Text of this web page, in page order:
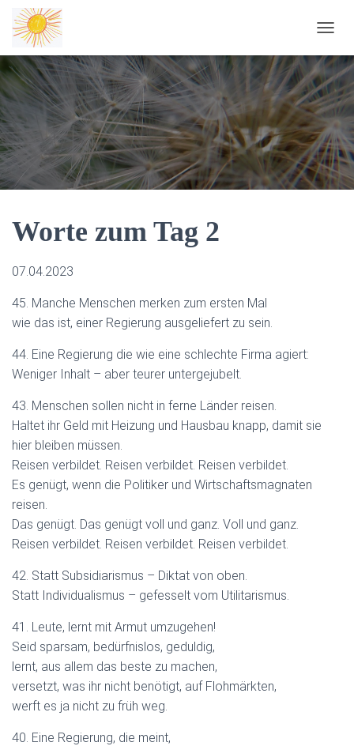
Worte zum Tag 2
07.04.2023
45. Manche Menschen merken zum ersten Mal
wie das ist, einer Regierung ausgeliefert zu sein.
44. Eine Regierung die wie eine schlechte Firma agiert:
Weniger Inhalt – aber teurer untergejubelt.
43. Menschen sollen nicht in ferne Länder reisen.
Haltet ihr Geld mit Heizung und Hausbau knapp, damit sie
hier bleiben müssen.
Reisen verbildet. Reisen verbildet. Reisen verbildet.
Es genügt, wenn die Politiker und Wirtschaftsmagnaten
reisen.
Das genügt. Das genügt voll und ganz. Voll und ganz.
Reisen verbildet. Reisen verbildet. Reisen verbildet.
42. Statt Subsidiarismus – Diktat von oben.
Statt Individualismus – gefesselt vom Utilitarismus.
41. Leute, lernt mit Armut umzugehen!
Seid sparsam, bedürfnislos, geduldig,
lernt, aus allem das beste zu machen,
versetzt, was ihr nicht benötigt, auf Flohmärkten,
werft es ja nicht zu früh weg.
40. Eine Regierung, die meint,